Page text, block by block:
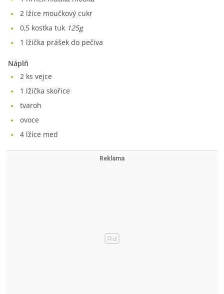
2 lžíce moučkový cukr
0,5 kostka tuk 125g
1 lžička prášek do pečiva
Náplň
2 ks vejce
1 lžička skořice
tvaroh
ovoce
4 lžíce med